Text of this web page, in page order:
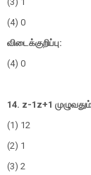
(4) 0
விடைக்குறிப்பு:
(4) 0
14. z-1 z+1
(1) 12
(2) 1
(3) 2